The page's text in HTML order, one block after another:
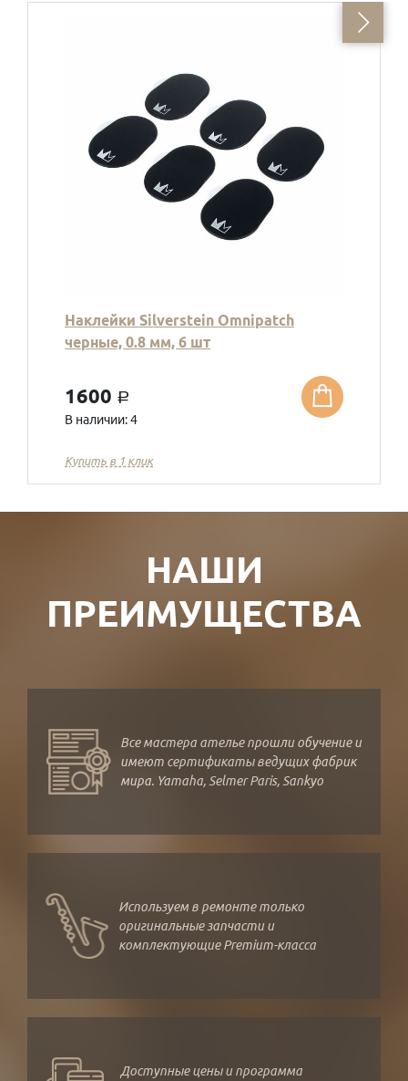
Наклейки Silverstein Omnipatch
черные, 0.8 мм, 6 шт
1600 a
В наличии: 4
Купить в 1 клик
НАШИ
ПРЕИМУЩЕСТВА
Все мастера ателье прошли обучение и
имеют сертификаты ведущих фабрик
мира. Yamaha, Selmer Paris, Sankyo
Используем в ремонте только
оригинальные запчасти и
комплектующие Premium-класса
Доступные цены и программа